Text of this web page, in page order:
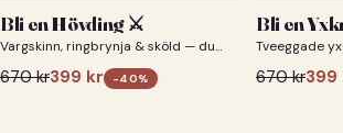
Bli en Hövding ⚔️
Vargskinn, ringbrynja & sköld — du
som nordisk krigsherre ⚔️
670kr399 kr -40%
Bli en
Tveeggade
670kr399